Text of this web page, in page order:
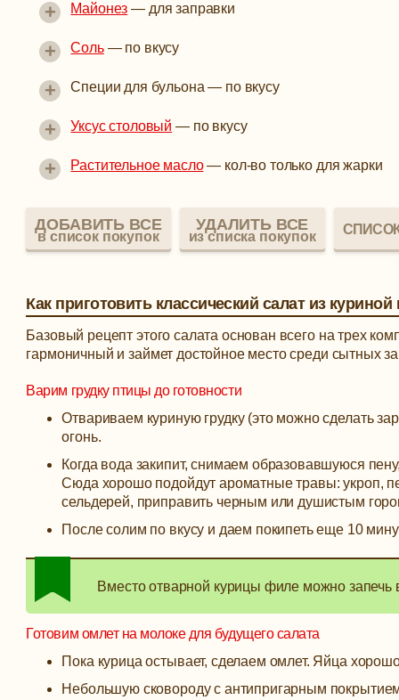
Майонез — для заправки
+
Соль— по вкусу
+
Специи для бульона — по вкусу
+
Уксус столовый — по вкусу
+
Растительное масло— кол-во только для жарки
+
ДОБАВИТЬ ВСЕ
в список покупок
УДАЛИТЬ ВСЕ
из списка покупок
Как приготовить классический салат из
Базовый рецепт этого салата основан всего на трех
гармоничный и займет достойное место среди сытных
Варим грудку птицы до готовности
Отвариваем куриную грудку (это можно сделать
огонь.
Когда вода закипит, снимаем образовавшуюся
Сюда хорошо подойдут ароматные травы: укроп,
сельдерей, приправить черным или душистым
После солим по вкусу и даем покипеть еще 10
Вместо отварной курицы филе можно запечь
Готовим омлет на молоке для будущего салата
Пока курица остывает, сделаем омлет. Яйца
Небольшую сковороду с антипригарным